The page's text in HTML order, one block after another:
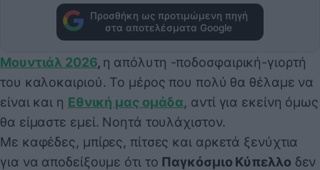
Προσθήκη ως προτιμώμενη πηγή
στα αποτελέσματα Google
Μουντιάλ 2026, η απόλυτη -ποδοσφαιρική-γιορτή
του καλοκαιριού. Το μέρος που πολύ θα θέλαμε να
είναι και η Εθνική μας ομάδα, αντί για εκείνη όμως
θα είμαστε εμεί. Νοητά τουλάχιστον.
Με καφέδες, μπίρες, πίτσες και αρκετά ξενύχτια
για να αποδείξουμε ότι το Παγκόσμιο Κύπελλο δεν